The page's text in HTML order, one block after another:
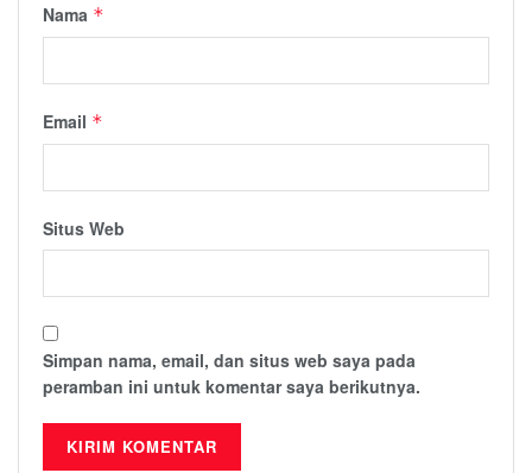
Nama *
Email *
Situs Web
Simpan nama, email, dan situs web saya pada
peramban ini untuk komentar saya berikutnya.